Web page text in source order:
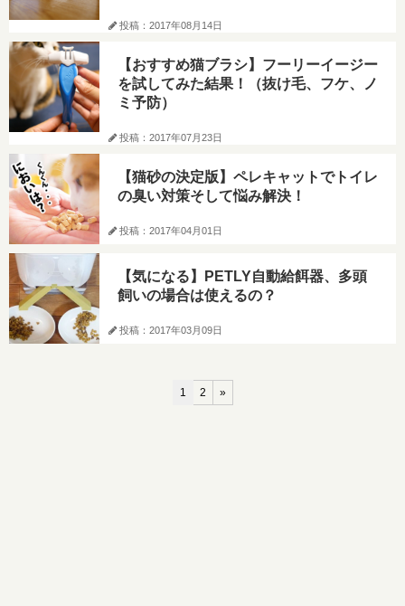
投稿：2017年08月14日
【おすすめ猫ブラシ】フーリーイージー
を試してみた結果！（抜け毛、フケ、ノ
ミ予防）
投稿：2017年07月23日
【猫砂の決定版】ペレキャットでトイレ
の臭い対策そして悩み解決！
投稿：2017年04月01日
【気になる】PETLY自動給餌器、多頭
飼いの場合は使えるの？
投稿：2017年03月09日
1 2 »